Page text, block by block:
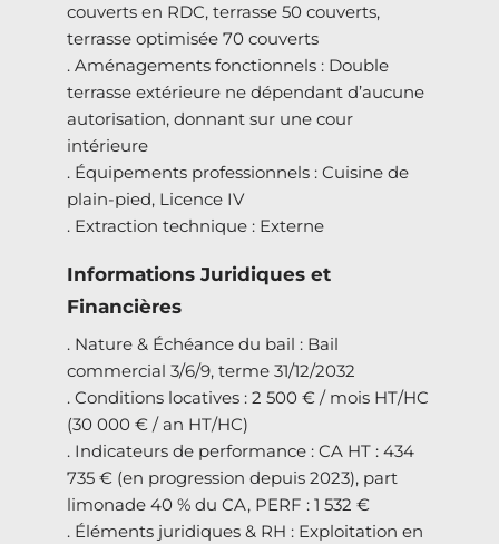
couverts en RDC, terrasse 50 couverts,
terrasse optimisée 70 couverts
. Aménagements fonctionnels : Double
terrasse extérieure ne dépendant d’aucune
autorisation, donnant sur une cour
intérieure
. Équipements professionnels : Cuisine de
plain-pied, Licence IV
. Extraction technique : Externe
Informations Juridiques et
Financières
. Nature & Échéance du bail : Bail
commercial 3/6/9, terme 31/12/2032
. Conditions locatives : 2 500 € / mois HT/HC
(30 000 € / an HT/HC)
. Indicateurs de performance : CA HT : 434
735 € (en progression depuis 2023), part
limonade 40 % du CA, PERF : 1 532 €
. Éléments juridiques & RH : Exploitation en